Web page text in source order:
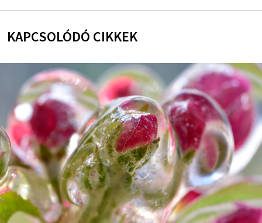
KAPCSOLÓDÓ CIKKEK